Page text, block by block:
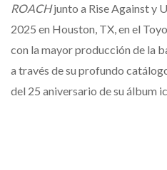
ROACHjunto a Rise Against y
2025 en Houston, TX, en el
con la mayor producción de la
a través de su profundo
del 25 aniversario de su álbum